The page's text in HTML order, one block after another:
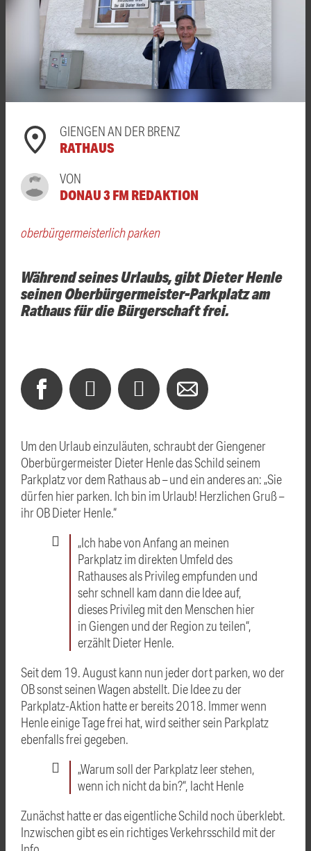
GIENGEN AN DER BRENZ
RATHAUS
VON
DONAU 3 FM REDAKTION
oberbürgermeisterlich parken
Während seines Urlaubs, gibt Dieter Henle
seinen Oberbürgermeister-Parkplatz am
Rathaus für die Bürgerschaft frei.
Um den Urlaub einzuläuten, schraubt der Giengener
Oberbürgermeister Dieter Henle das Schild seinem
Parkplatz vor dem Rathaus ab – und ein anderes an: „Sie
dürfen hier parken. Ich bin im Urlaub! Herzlichen Gruß –
ihr OB Dieter Henle.“
„Ich habe von Anfang an meinen
Parkplatz im direkten Umfeld des
Rathauses als Privileg empfunden und
sehr schnell kam dann die Idee auf,
dieses Privileg mit den Menschen hier
in Giengen und der Region zu teilen“,
erzählt Dieter Henle.
Seit dem 19. August kann nun jeder dort parken, wo der
OB sonst seinen Wagen abstellt. Die Idee zu der
Parkplatz-Aktion hatte er bereits 2018. Immer wenn
Henle einige Tage frei hat, wird seither sein Parkplatz
ebenfalls frei gegeben.
„Warum soll der Parkplatz leer stehen,
wenn ich nicht da bin?“, lacht Henle
Zunächst hatte er das eigentliche Schild noch überklebt.
Inzwischen gibt es ein richtiges Verkehrsschild mit der